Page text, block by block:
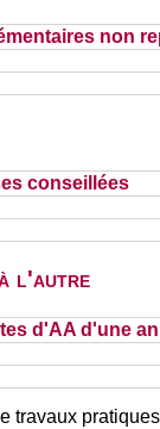
non
conseillées
à l'autre
d'AA d'une
travaux